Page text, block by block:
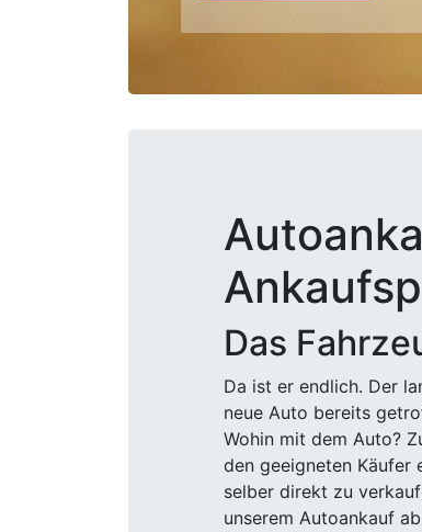
Das
Da ist er endlich. Der
neue Auto bereits
Wohin mit dem Auto?
den geeigneten Käufer
selber direkt zu
unserem Autoankauf